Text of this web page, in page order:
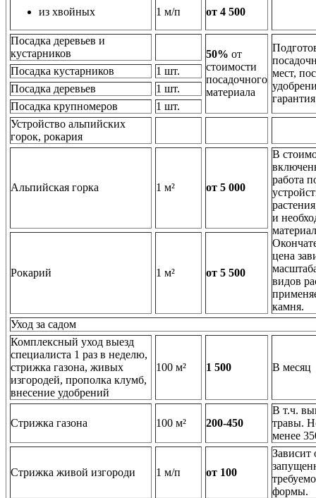
из хвойных 1 м/п от 4 500
Посадка деревьев и
кустарников
50% от
стоимости
посадочного
материала
мест,
Посадка кустарников
1 шт.
Посадка деревьев
1 шт.
Посадка крупномеров
1 шт.
Устройство альпийских
горок, рокария
Альпийская горка 1 м² от 5 000
В
работа
и
цена
видов
камня.
Рокарий 1 м² от 5 500
Уход за садом
Комплексный уход выезд
специалиста 1 раз в неделю,
стрижка газона, живых
изгородей, прополка клумб,
внесение удобрений
100 м² 1 500 В месяц
Стрижка газона 100 м² 200-450
В т.ч.
травы.
менее
Стрижка живой изгороди 1 м/п от 100
Зависит
формы.